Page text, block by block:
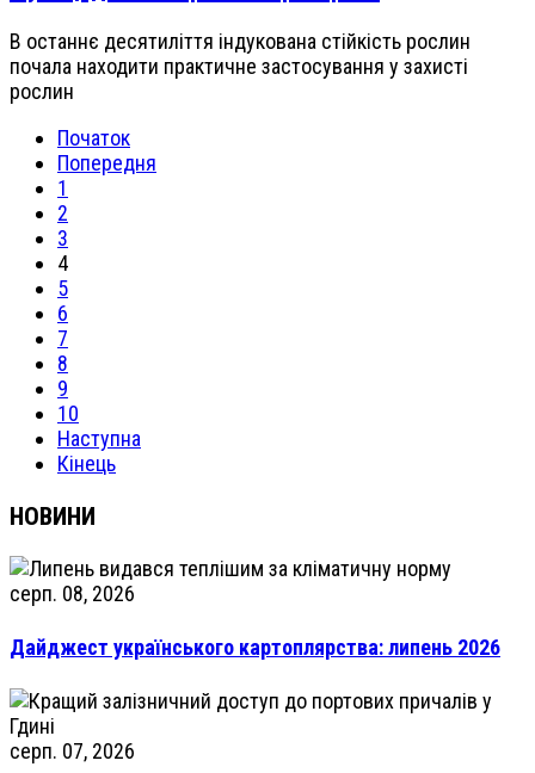
В останнє десятиліття індукована стійкість рослин
почала находити практичне застосування у захисті
рослин
Початок
Попередня
1
2
3
4
5
6
7
8
9
10
Наступна
Кінець
НОВИНИ
серп. 08, 2026
Дайджест українського картоплярства: липень 2026
серп. 07, 2026